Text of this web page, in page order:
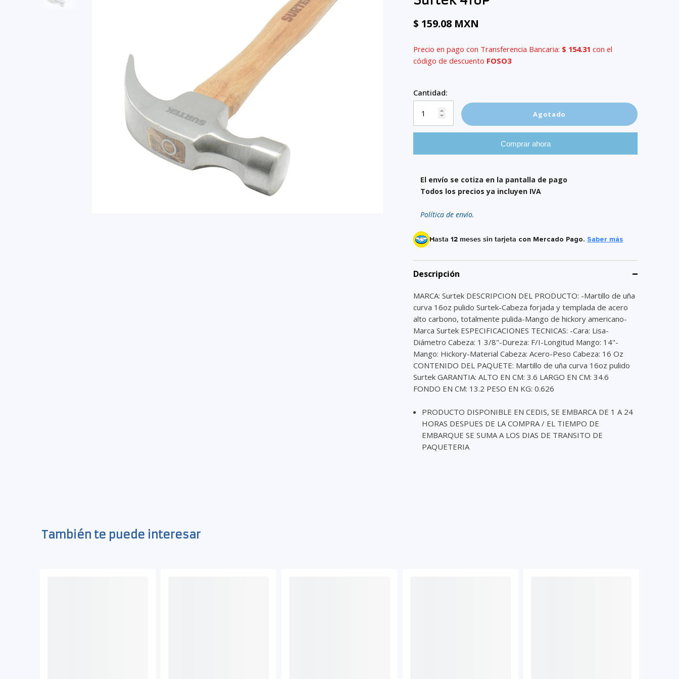
$ 159.08 MXN
Precio en pago con Transferencia Bancaria: $ 154.31con el
código de descuento FOSO3
Cantidad:
Agotado
Comprar ahora
El envío se cotiza en la pantalla de pago
Todos los precios ya incluyen IVA
Política de envío.
Hasta 12 meses sin tarjeta con Mercado Pago. Saber más
Descripción
MARCA: Surtek DESCRIPCION DEL PRODUCTO: -Martillo de uña
curva 16oz pulido Surtek-Cabeza forjada y templada de acero
alto carbono, totalmente pulida-Mango de hickory americano-
Marca Surtek ESPECIFICACIONES TECNICAS: -Cara: Lisa-
Diámetro Cabeza: 1 3/8"-Dureza: F/I-Longitud Mango: 14"-
Mango: Hickory-Material Cabeza: Acero-Peso Cabeza: 16 Oz
CONTENIDO DEL PAQUETE: Martillo de uña curva 16oz pulido
Surtek GARANTIA: ALTO EN CM: 3.6 LARGO EN CM: 34.6
FONDO EN CM: 13.2 PESO EN KG: 0.626
PRODUCTO DISPONIBLE EN CEDIS, SE EMBARCA DE 1 A 24
HORAS DESPUES DE LA COMPRA / EL TIEMPO DE
EMBARQUE SE SUMA A LOS DIAS DE TRANSITO DE
PAQUETERIA
También te puede interesar